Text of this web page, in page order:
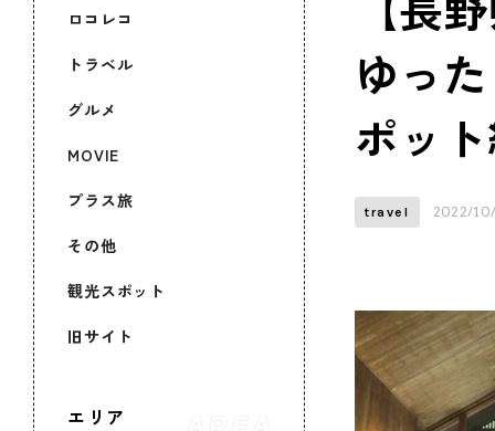
ロコレコ
トラベル
グルメ
MOVIE
プラス旅
その他
観光スポット
旧サイト
エリア
【長
ゆっ
ポッ
travel 2022/